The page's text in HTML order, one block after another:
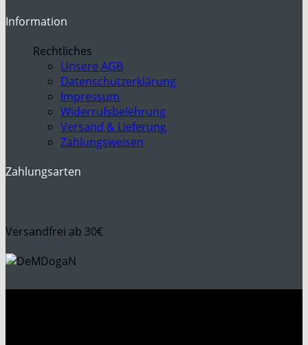
Information
Rechtliches
Unsere AGB
Datenschutzerklärung
Impressum
Widerrufsbelehrung
Versand & Lieferung
Zahlungsweisen
Zahlungsarten
Versandfrei ab 30€